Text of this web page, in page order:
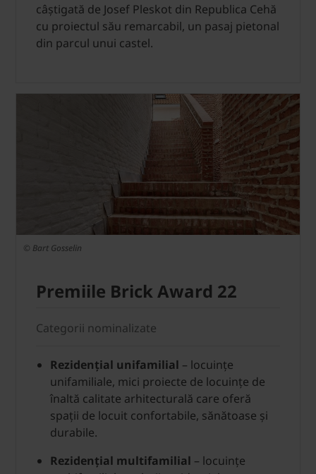
câștigată de Josef Pleskot din Republica Cehă
cu proiectul său remarcabil, un pasaj pietonal
din parcul unui castel.
© Bart Gosselin
Premiile Brick Award 22
Categorii nominalizate
Rezidențial unifamilial – locuințe
unifamiliale, mici proiecte de locuințe de
înaltă calitate arhitecturală care oferă
spații de locuit confortabile, sănătoase și
durabile.
Rezidențial multifamilial – locuințe